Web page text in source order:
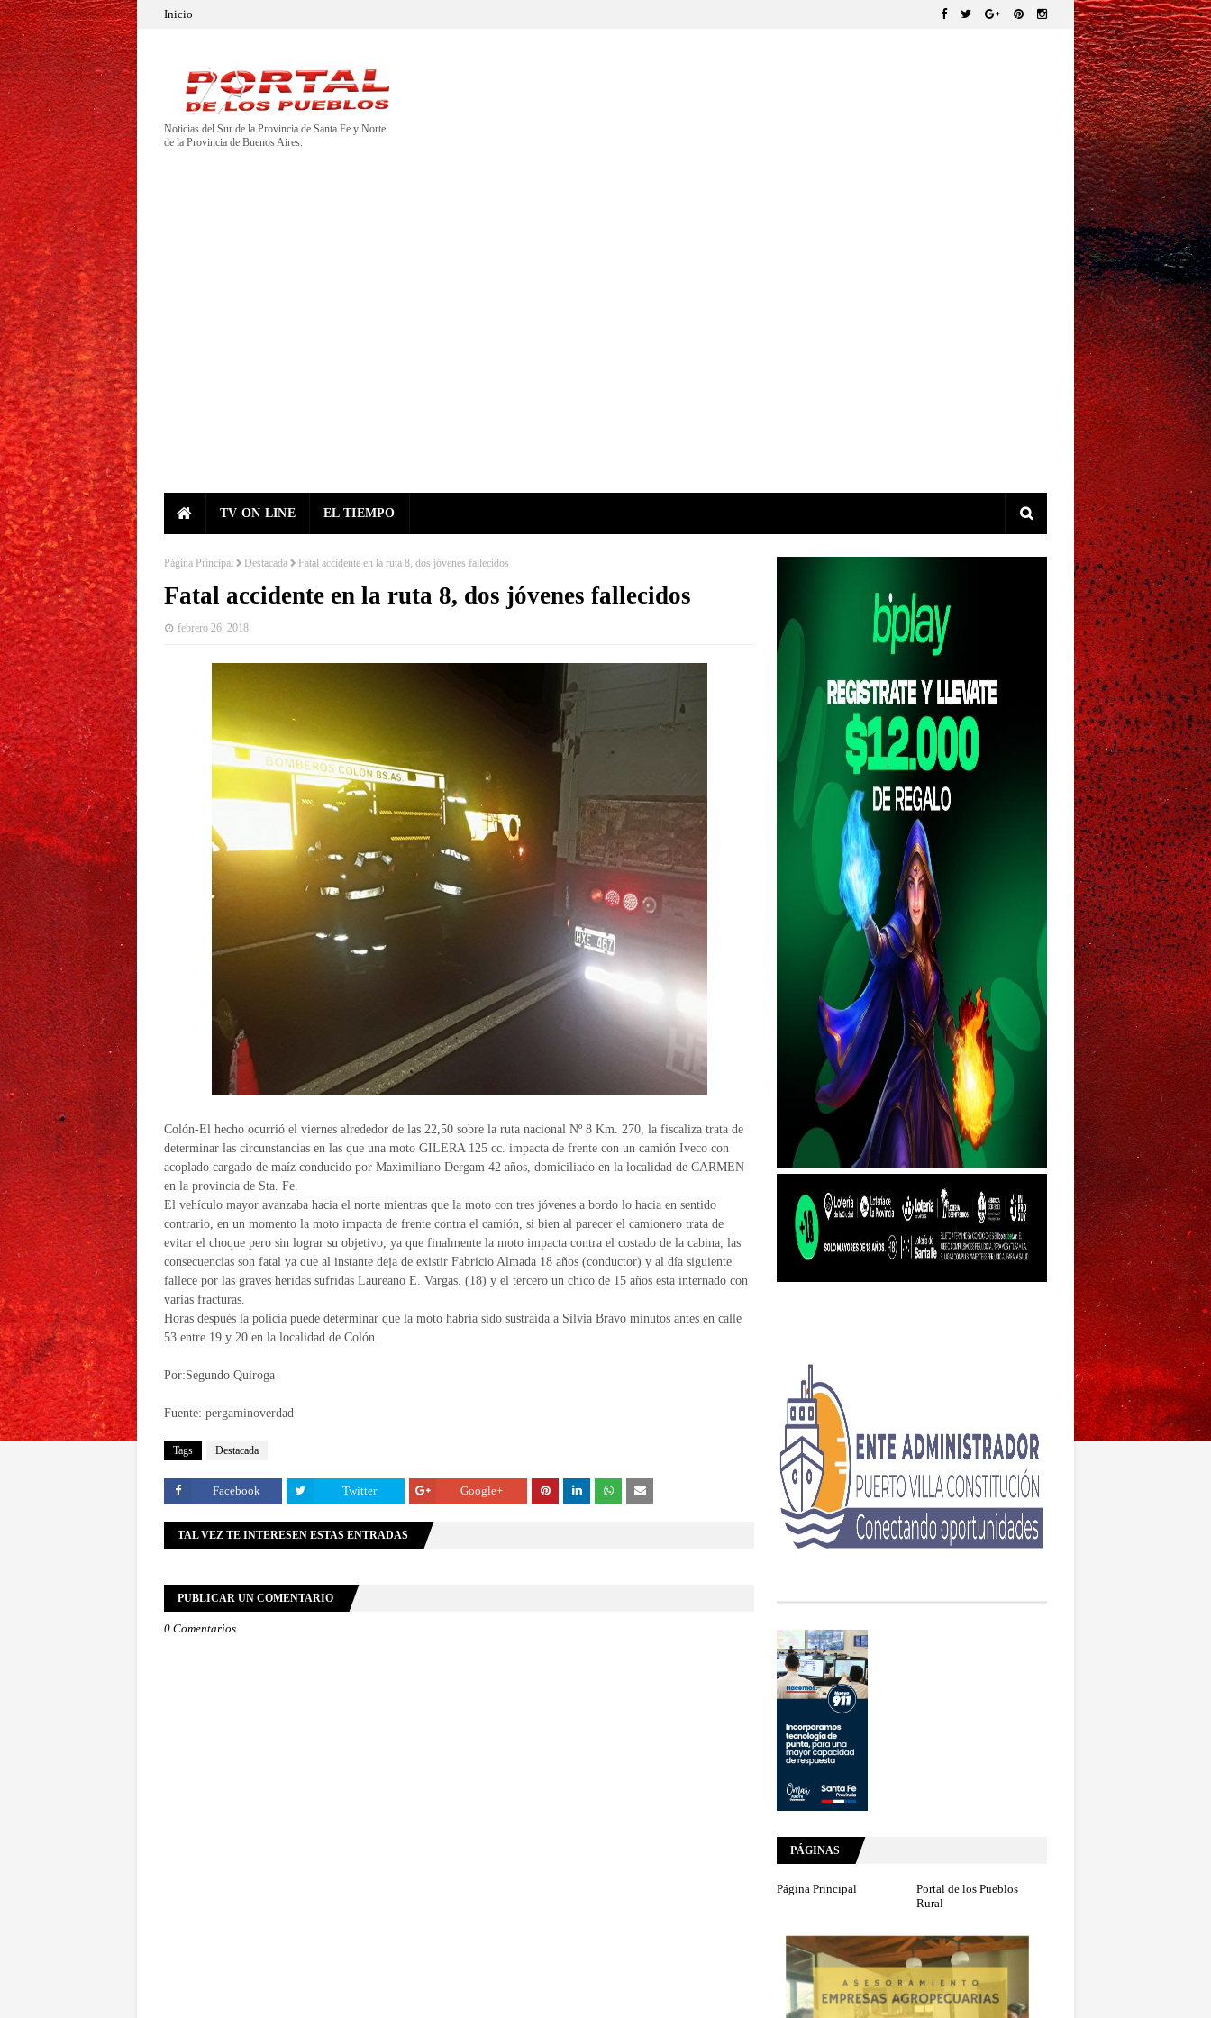
Inicio
Noticias del Sur de la Provincia de Santa Fe y Norte
de la Provincia de Buenos Aires.
TV ON LINE EL TIEMPO
Página Principal Destacada Fatal accidente en la ruta 8, dos jóvenes fallecidos
Fatal accidente en la ruta 8, dos jóvenes fallecidos
febrero 26, 2018
Colón-El hecho ocurrió el viernes alrededor de las 22,50 sobre la ruta nacional Nº 8 Km. 270, la fiscaliza trata de
determinar las circunstancias en las que una moto GILERA 125 cc. impacta de frente con un camión Iveco con
acoplado cargado de maíz conducido por Maximiliano Dergam 42 años, domiciliado en la localidad de CARMEN
en la provincia de Sta. Fe.
El vehículo mayor avanzaba hacia el norte mientras que la moto con tres jóvenes a bordo lo hacia en sentido
contrario, en un momento la moto impacta de frente contra el camión, si bien al parecer el camionero trata de
evitar el choque pero sin lograr su objetivo, ya que finalmente la moto impacta contra el costado de la cabina, las
consecuencias son fatal ya que al instante deja de existir Fabricio Almada 18 años (conductor) y al día siguiente
fallece por las graves heridas sufridas Laureano E. Vargas. (18) y el tercero un chico de 15 años esta internado con
varias fracturas.
Horas después la policía puede determinar que la moto habría sido sustraída a Silvia Bravo minutos antes en calle
53 entre 19 y 20 en la localidad de Colón.
Por:Segundo Quiroga
Fuente: pergaminoverdad
Tags Destacada
Facebook Twitter Google+
TAL VEZ TE INTERESEN ESTAS ENTRADAS
PUBLICAR UN COMENTARIO
0 Comentarios
PÁGINAS
Página Principal
Portal de los Pueblos
Rural